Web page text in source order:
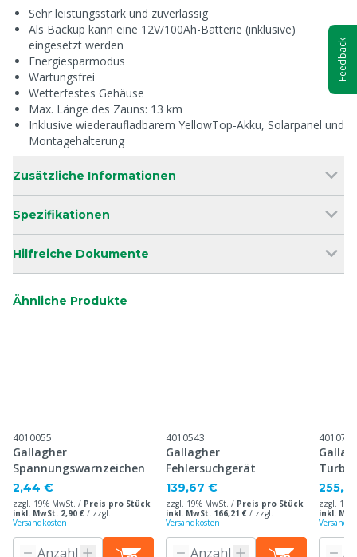
Sehr leistungsstark und zuverlässig
Als Backup kann eine 12V/100Ah-Batterie (inklusive)
eingesetzt werden
Energiesparmodus
Wartungsfrei
Wetterfestes Gehäuse
Max. Länge des Zauns: 13 km
Inklusive wiederaufladbarem YellowTop-Akku, Solarpanel und
Montagehalterung
Zusätzliche Informationen
Spezifikationen
Hilfreiche Dokumente
Ähnliche Produkte
4010055
Gallagher
Spannungswarnzeichen
2,44 €
zzgl. 19% MwSt. / Preis pro Stück
inkl. MwSt. 2,90 € / zzgl.
Versandkosten
4010543
Gallagher
Fehlersuchgerät
139,67 €
zzgl. 19% MwSt. / Preis pro Stück
inkl. MwSt. 166,21 € / zzgl.
Versandkosten
4010718
Turbo
12V/
zzgl.
inkl.
Feedback